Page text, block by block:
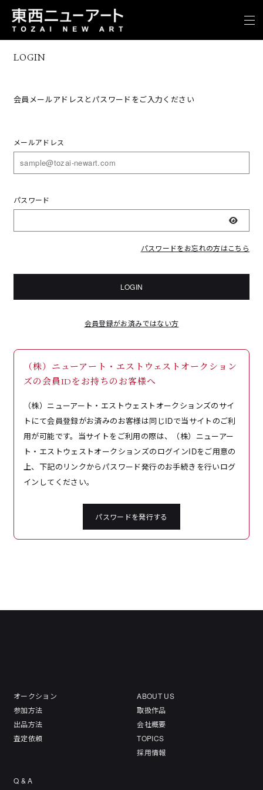
LOGIN
会員メールアドレスとパスワードをご入力ください
メールアドレス
パスワード
表示
パスワードをお忘れの方はこちら
LOGIN
会員登録がお済みではない方
（株）ニューアート・エストウェストオークション
ズの会員IDをお持ちのお客様へ
（株）ニューアート・エストウェストオークションズのサイ
トにて会員登録がお済みのお客様は同じIDで当サイトのご利
用が可能です。当サイトをご利用の際は、（株）ニューアー
ト・エストウェストオークションズのログインIDをご用意の
上、下記のリンクからパスワード発行のお手続きを行いログ
インしてください。
パスワードを発行する
オークション
参加方法
出品方法
査定依頼
ABOUT US
取扱作品
会社概要
TOPICS
採用情報
Q & A